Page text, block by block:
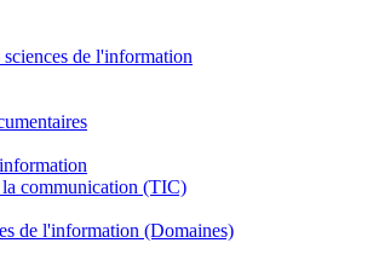
sciences de l'information
communication (TIC)
de l'information (Domaines)